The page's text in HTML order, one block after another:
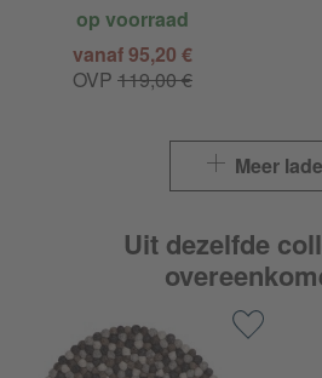
op voorraad
vanaf 95,20 €
OVP 119,00 €
Meer
Uit dezelfde